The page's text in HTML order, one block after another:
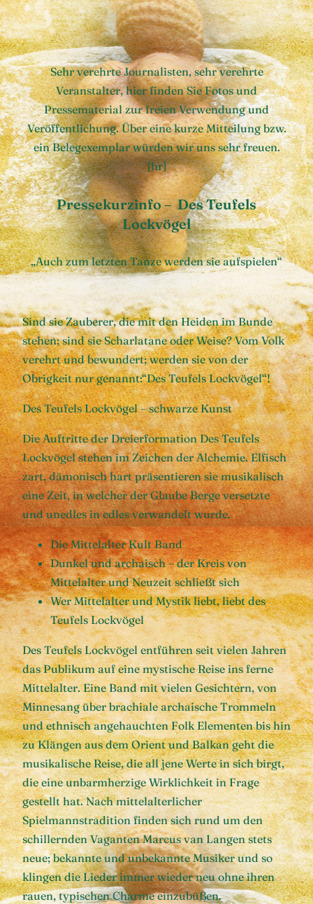
Sehr verehrte Journalisten, sehr verehrte
Veranstalter, hier finden Sie Fotos und
Pressematerial zur freien Verwendung und
Veröffentlichung. Über eine kurze Mitteilung bzw.
ein Belegexemplar würden wir uns sehr freuen.
[hr]
Pressekurzinfo – Des Teufels
Lockvögel
„Auch zum letzten Tanze werden sie aufspielen“
Sind sie Zauberer, die mit den Heiden im Bunde
stehen; sind sie Scharlatane oder Weise? Vom Volk
verehrt und bewundert; werden sie von der
Obrigkeit nur genannt:“Des Teufels Lockvögel“!
Des Teufels Lockvögel – schwarze Kunst
Die Auftritte der Dreierformation Des Teufels
Lockvögel stehen im Zeichen der Alchemie. Elfisch
zart, dämonisch hart präsentieren sie musikalisch
eine Zeit, in welcher der Glaube Berge versetzte
und unedles in edles verwandelt wurde.
Die Mittelalter Kult Band
Dunkel und archaisch – der Kreis von
Mittelalter und Neuzeit schließt sich
Wer Mittelalter und Mystik liebt, liebt des
Teufels Lockvögel
Des Teufels Lockvögel entführen seit vielen Jahren
das Publikum auf eine mystische Reise ins ferne
Mittelalter. Eine Band mit vielen Gesichtern, von
Minnesang über brachiale archaische Trommeln
und ethnisch angehauchten Folk Elementen bis hin
zu Klängen aus dem Orient und Balkan geht die
musikalische Reise, die all jene Werte in sich birgt,
die eine unbarmherzige Wirklichkeit in Frage
gestellt hat. Nach mittelalterlicher
Spielmannstradition finden sich rund um den
schillernden Vaganten Marcus van Langen stets
neue; bekannte und unbekannte Musiker und so
klingen die Lieder immer wieder neu ohne ihren
rauen, typischen Charme einzubüßen.